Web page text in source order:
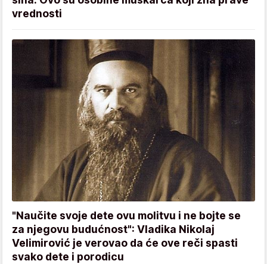
vrednosti
"Naučite svoje dete ovu molitvu i ne bojte se
za njegovu budućnost": Vladika Nikolaj
Velimirović je verovao da će ove reči spasti
svako dete i porodicu